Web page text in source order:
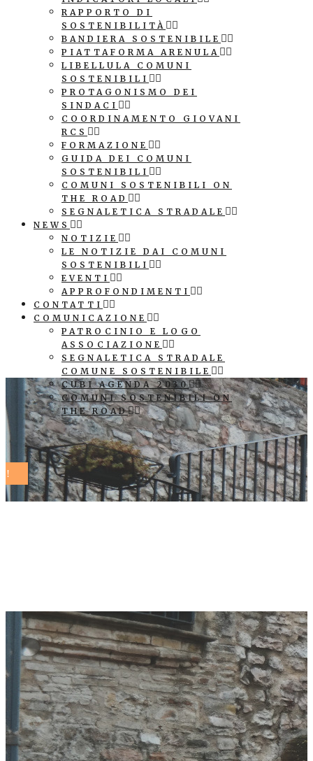
RAPPORTO DI
SOSTENIBILITÀ
BANDIERA SOSTENIBILE
PIATTAFORMA ARENULA
LIBELLULA COMUNI
SOSTENIBILI
PROTAGONISMO DEI
SINDACI
COORDINAMENTO GIOVANI
RCS
FORMAZIONE
GUIDA DEI COMUNI
SOSTENIBILI
COMUNI SOSTENIBILI ON
THE ROAD
SEGNALETICA STRADALE
NEWS
NOTIZIE
LE NOTIZIE DAI COMUNI
SOSTENIBILI
EVENTI
APPROFONDIMENTI
CONTATTI
COMUNICAZIONE
PATROCINIO E LOGO
ASSOCIAZIONE
SEGNALETICA STRADALE
COMUNE SOSTENIBILE
CUBI AGENDA 2030
COMUNI SOSTENIBILI ON
THE ROAD